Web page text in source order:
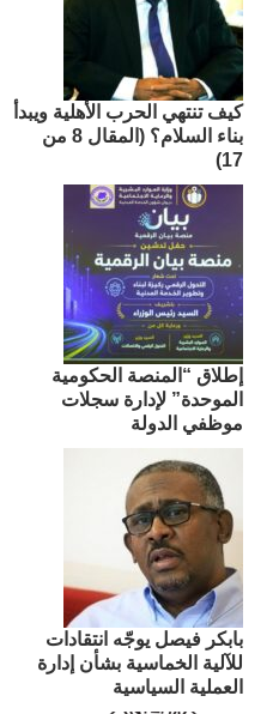
كيف تنتهي الحرب الأهلية ويبدأ
بناء السلام؟ (المقال 8 من
17)
إطلاق “المنصة الحكومية
الموحدة” لإدارة سجلات
موظفي الدولة
بابكر فيصل يوجّه انتقادات
للآلية الخماسية بشأن إدارة
العملية السياسية